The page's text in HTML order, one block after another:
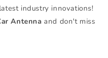
industry innovations!
Antenna and don't miss